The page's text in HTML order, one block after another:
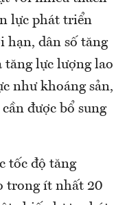
lực phát triển
hạn, dân số tăng
tăng lực lượng lao
như khoáng sản,
được bổ sung
tốc độ tăng
trong ít nhất 20